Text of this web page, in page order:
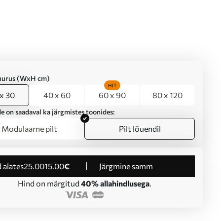
(WxH cm)
30 40 x 60 60 x 90
HIT
80 x 120
on saadaval ka järgmistes toonides:
Modulaarne pilt Pilt lõuendil
alates25.0015.00€
Järgmine samm
Hind on märgitud 40% allahindlusega.